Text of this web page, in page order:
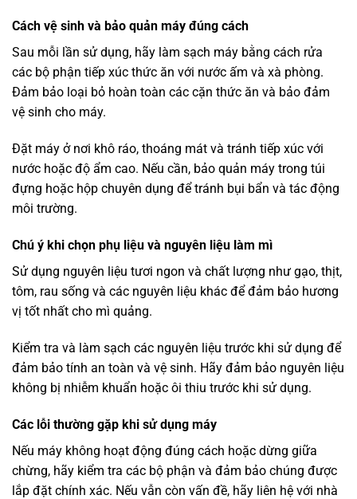
Cách vệ sinh và bảo quản máy đúng cách
Sau mỗi lần sử dụng, hãy làm sạch máy bằng cách rửa
các bộ phận tiếp xúc thức ăn với nước ấm và xà phòng.
Đảm bảo loại bỏ hoàn toàn các cặn thức ăn và bảo đảm
vệ sinh cho máy.
Đặt máy ở nơi khô ráo, thoáng mát và tránh tiếp xúc với
nước hoặc độ ẩm cao. Nếu cần, bảo quản máy trong túi
đựng hoặc hộp chuyên dụng để tránh bụi bẩn và tác động
môi trường.
Chú ý khi chọn phụ liệu và nguyên liệu làm mì
Sử dụng nguyên liệu tươi ngon và chất lượng như gạo, thịt,
tôm, rau sống và các nguyên liệu khác để đảm bảo hương
vị tốt nhất cho mì quảng.
Kiểm tra và làm sạch các nguyên liệu trước khi sử dụng để
đảm bảo tính an toàn và vệ sinh. Hãy đảm bảo nguyên liệu
không bị nhiễm khuẩn hoặc ôi thiu trước khi sử dụng.
Các lỗi thường gặp khi sử dụng máy
Nếu máy không hoạt động đúng cách hoặc dừng giữa
chừng, hãy kiểm tra các bộ phận và đảm bảo chúng được
lắp đặt chính xác. Nếu vẫn còn vấn đề, hãy liên hệ với nhà